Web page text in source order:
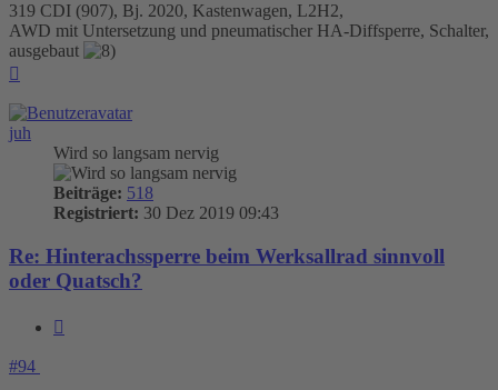
319 CDI (907), Bj. 2020, Kastenwagen, L2H2,
AWD mit Untersetzung und pneumatischer HA-Diffsperre, Schalter,
ausgebaut
juh
Wird so langsam nervig
Beiträge: 518
Registriert: 30 Dez 2019 09:43
Re: Hinterachssperre beim Werksallrad sinnvoll
oder Quatsch?
#94